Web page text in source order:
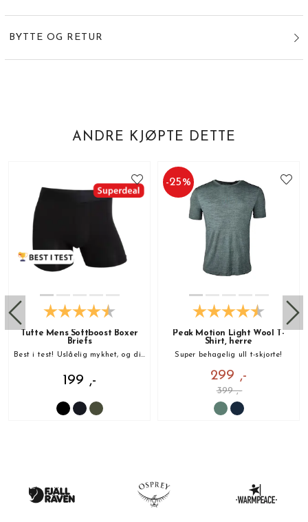
BYTTE OG RETUR
ANDRE KJØPTE DETTE
Tufte Mens Softboost Boxer
Briefs
Best i test! Uslåelig mykhet, og din nye favoritt!
199 ,-
-25%
Peak Motion Light Wool T-
Shirt, herre
Super behagelig ull t-skjorte!
299 ,-
399 ,-